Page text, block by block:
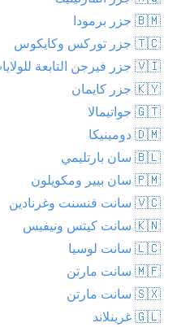
🇧🇲 جزر برمودا
🇹🇨 جزر توركس وكايكوس
🇻🇮 جزر فيرجن التابعة للولايات المتحدة
🇰🇾 جزر كايمان
🇬🇹 جواتيمالا
🇩🇲 دومينيكا
🇧🇱 سان بارتليمي
🇵🇲 سان بيير ومكويلون
🇻🇨 سانت فنسنت وغرنادين
🇰🇳 سانت كيتس ونيفيس
🇱🇨 سانت لوسيا
🇲🇫 سانت مارتن
🇸🇽 سانت مارتن
🇬🇱 غرينلاند